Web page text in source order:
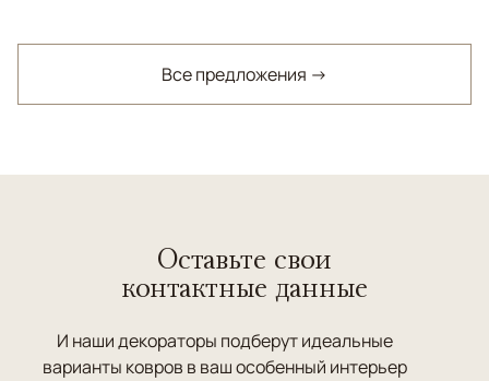
Все предложения →
Оставьте свои
контактные данные
И наши декораторы подберут идеальные
варианты ковров в ваш особенный интерьер